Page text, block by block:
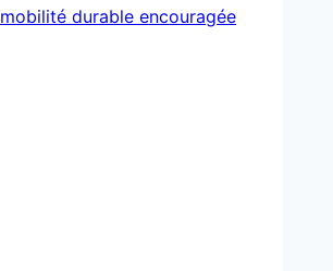
mobilité durable encouragée